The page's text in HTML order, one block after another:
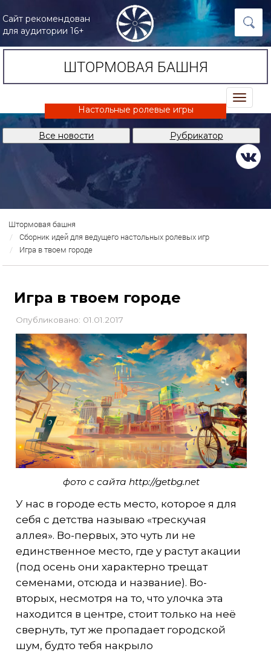
Сайт рекомендован
для аудитории 16+
ШТОРМОВАЯ БАШНЯ
trk
Настольные ролевые игры
Все новости Рубрикатор
Штормовая башня
Сборник идей для ведущего настольных ролевых игр
Игра в твоем городе
Игра в твоем городе
Опубликовано: 01.01.2017
фото с сайта http://getbg.net
У нас в городе есть место, которое я для
себя с детства называю «трескучая
аллея». Во-первых, это чуть ли не
единственное место, где у растут акации
(под осень они характерно трещат
семенами, отсюда и название). Во-
вторых, несмотря на то, что улочка эта
находится в центре, стоит только на неё
свернуть, тут же пропадает городской
шум, будто тебя накрыло